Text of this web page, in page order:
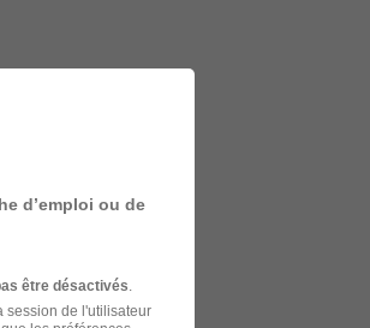
d’emploi ou de
être désactivés
session de l'utilisateur